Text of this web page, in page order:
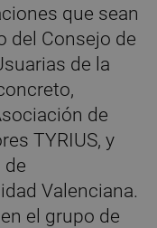
que sean
del Consejo de
de la
de
TYRIUS, y
de
Valenciana.
el grupo de